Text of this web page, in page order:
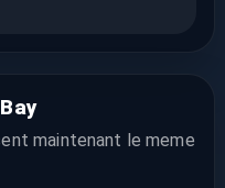
maintenant le meme